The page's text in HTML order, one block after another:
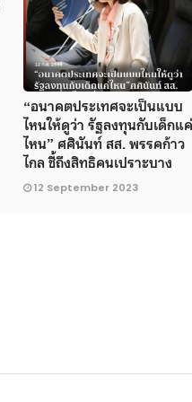
“อนาคตประเทศจะเป็นแบบ
ไหนให้ดูว่า รัฐลงทุนกับเด็กแค่
ไหน” ศศินันท์ สส. พรรคก้าว
ไกล ชี้ถึงสิทธิคนเปราะบาง
12 September 2023